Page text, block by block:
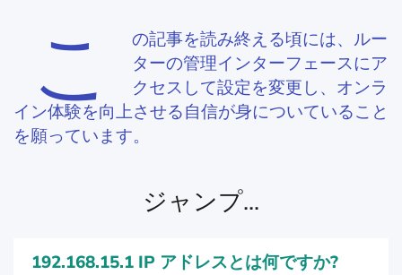
こ
の記事を読み終える頃には、ルー
ターの管理インターフェースにア
クセスして設定を変更し、オンラ
イン体験を向上させる自信が身についていること
を願っています。
ジャンプ...
192.168.15.1 IP アドレスとは何ですか?